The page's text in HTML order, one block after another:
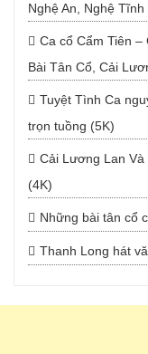
Nghệ An, Nghệ Tĩnh
Ca cổ Cẩm Tiên –
Bài Tân Cổ, Cải
Tuyệt Tình Ca
trọn tuồng (5K)
Cải Lương Lan
(4K)
Những bài tân cổ
Thanh Long hát